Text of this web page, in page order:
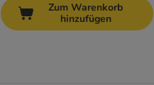
Zum Warenkorb
hinzufügen